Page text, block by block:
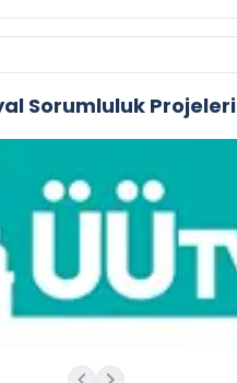
Sorumluluk Projeleri